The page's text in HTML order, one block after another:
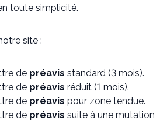
toute simplicité.
site :
de préavis standard (3 mois).
de préavis réduit (1 mois).
de préavis pour zone tendue.
de préavis suite à une mutation